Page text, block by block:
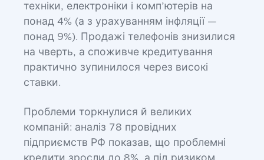
техніки, електроніки і комп’ютерів на
понад 4% (а з урахуванням інфляції —
понад 9%). Продажі телефонів знизилися
на чверть, а споживче кредитування
практично зупинилося через високі
ставки.
Проблеми торкнулися й великих
компаній: аналіз 78 провідних
підприємств РФ показав, що проблемні